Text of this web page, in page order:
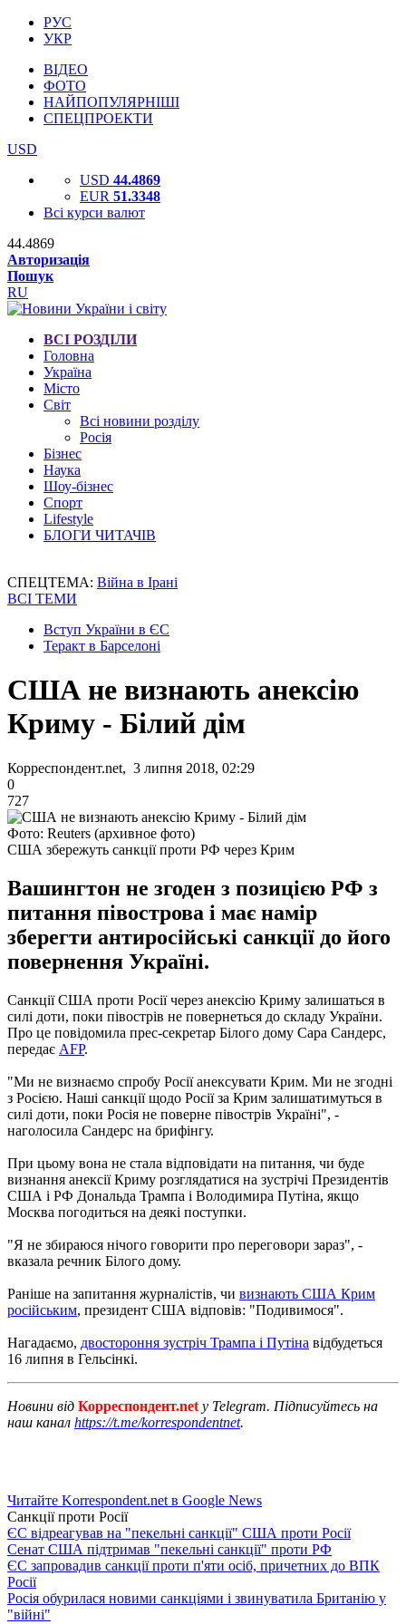
РУС
УКР
ВІДЕО
ФОТО
НАЙПОПУЛЯРНІШІ
СПЕЦПРОЕКТИ
USD
USD 44.4869
EUR 51.3348
Всі курси валют
44.4869
Авторизація
Пошук
RU
ВСІ РОЗДІЛИ
Головна
Україна
Місто
Світ
Всі новини розділу
Росія
Бізнес
Наука
Шоу-бізнес
Спорт
Lifestyle
БЛОГИ ЧИТАЧІВ
СПЕЦТЕМА: Війна в Ірані
ВСІ ТЕМИ
Вступ України в ЄС
Теракт в Барселоні
США не визнають анексію
Криму - Білий дім
Корреспондент.net, 3 липня 2018, 02:29
0
727
Фото: Reuters (архивное фото)
США збережуть санкції проти РФ через Крим
Вашингтон не згоден з позицією РФ з
питання півострова і має намір
зберегти антиросійські санкції до його
повернення Україні.
Санкції США проти Росії через анексію Криму залишаться в
силі доти, поки півострів не повернеться до складу України.
Про це повідомила прес-секретар Білого дому Сара Сандерс,
передає AFP.
"Ми не визнаємо спробу Росії анексувати Крим. Ми не згодні
з Росією. Наші санкції щодо Росії за Крим залишатимуться в
силі доти, поки Росія не поверне півострів Україні", -
наголосила Сандерс на брифінгу.
При цьому вона не стала відповідати на питання, чи буде
визнання анексії Криму розглядатися на зустрічі Президентів
США і РФ Дональда Трампа і Володимира Путіна, якщо
Москва погодиться на деякі поступки.
"Я не збираюся нічого говорити про переговори зараз", -
вказала речник Білого дому.
Раніше на запитання журналістів, чи визнають США Крим
російським, президент США відповів: "Подивимося".
Нагадаємо, двостороння зустріч Трампа і Путіна відбудеться
16 липня в Гельсінкі.
Новини від Корреспондент.net у Telegram. Підписуйтесь на
наш канал https://t.me/korrespondentnet.
Читайте Korrespondent.net в Google News
Санкції проти Росії
ЄС відреагував на "пекельні санкції" США проти Росії
Сенат США підтримав "пекельні санкції" проти РФ
ЄС запровадив санкції проти п'яти осіб, причетних до ВПК
Росії
Росія обурилася новими санкціями і звинуватила Британію у
"війні"